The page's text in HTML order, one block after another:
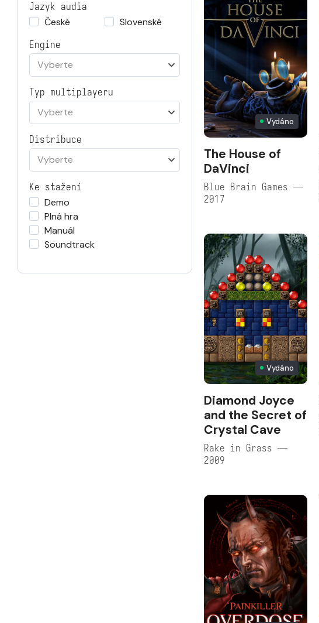
Jazyk audia
České
Slovenské
Engine
Vyberte
Typ multiplayeru
Vyberte
Distribuce
Vyberte
Ke stažení
Demo
Plná hra
Manuál
Soundtrack
Vydáno
The House of
DaVinci
Blue Brain Games —
2017
Vydáno
Diamond Joyce
and the Secret of
Crystal Cave
Rake in Grass —
2009